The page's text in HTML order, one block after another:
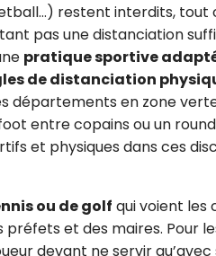
restent interdits, tout
pas une distanciation
pratique sportive
de distanciation
en zone
entre copains ou un
et physiques dans ces
ou de golf qui voient les
et des maires. Pour
devant ne servir